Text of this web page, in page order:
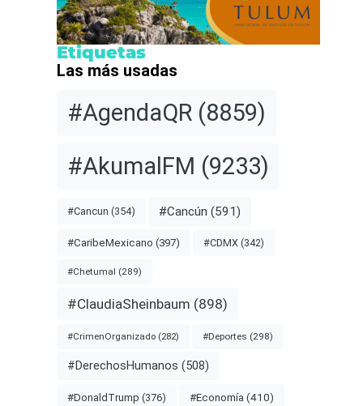
Etiquetas
Las más usadas
#AgendaQR(8859)
#AkumalFM (9233)
#Cancun (354) #Cancún (591)
#CaribeMexicano (397) #CDMX(342)
#Chetumal (289)
#ClaudiaSheinbaum (898)
#CrimenOrganizado(282) #Deportes (298)
#DerechosHumanos (508)
#DonaldTrump (376) #Economía (410)